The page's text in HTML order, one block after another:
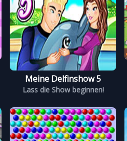
Meine Delfinshow 5
Lass die Show beginnen!